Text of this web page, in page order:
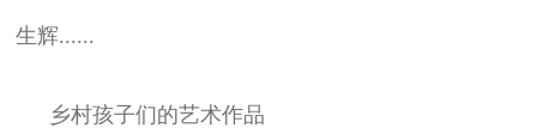
生辉......
乡村孩子们的艺术作品